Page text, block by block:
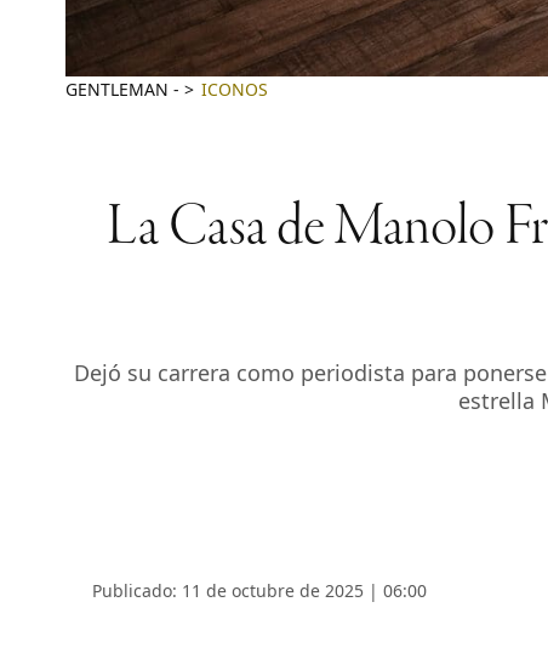
GENTLEMAN - ICONOS
La Casa de Manolo
Dejó su carrera como periodista para
estrella
Publicado: 11 de octubre de 2025 | 06:00